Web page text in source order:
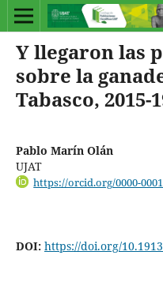
Y llegaron las
sobre la
Tabasco, 2015-
Pablo Marín Olán
UJAT
https://orcid.org/0000-
DOI: https://doi.org/